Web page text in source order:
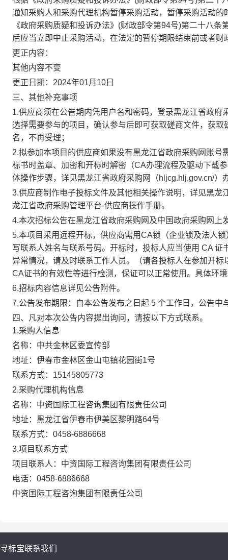
通知采购人和采购代理机构暂停采购活动，暂停采购活动
《政府采购质疑和投诉办法》(财政部令第94号)第二十八条
后应当立即中止采购活动，在法定的暂停期限结束前或者
更正内容：
其他内容不变
更正日期：2024年01月10日
三、其他补充事项
1.供应商须在公告期内凭用户名和密码，登录黑龙江省政府
选择需要参与的项目，确认参与后即可获取磋商文件，获
名，不再受理；
2.拟参加本项目的供应商如果没有黑龙江省政府采购网账
标书时盖章、加密和开标时解密（CA办理流程及驱动下载
体操作步骤，详见黑龙江省政府采购网（hljcg.hlj.gov.cn/
3.供应商制作电子投标文件及其他相关操作说明，详见黑
龙江省政府采购管理平台-供应商操作手册。
4.本次招标公告在黑龙江省政府采购网及中国政府采购网
5.本项目采用远程开标，供应商需用CA锁（企业锁及法人
写联系人姓名与联系号码。开标时，投标人应当使用 CA
异常情况，请及时联系工作人员。（请各投标人在参加开
CA证书的有效性等进行检测，保证可以正常使用。具体环
6.招标内容信息详见公告附件。
7.公告发布期限：自本公告发布之日起 5 个工作日，公告中
四、凡对本次公告内容提出询问，请按以下方式联系。
1.采购人信息
名称：中共金林区委宣传部
地址：伊春市金林区金山屯镇花园街1号
联系方式：15145805773
2.采购代理机构信息
名称：中资国际工程咨询集团有限责任公司
地址：黑龙江省伊春市伊美区黎明路64号
联系方式：0458-6886668
3.项目联系方式
项目联系人：中资国际工程咨询集团有限责任公司
电话：0458-6886668
中资国际工程咨询集团有限责任公司
寻标宝联系我们